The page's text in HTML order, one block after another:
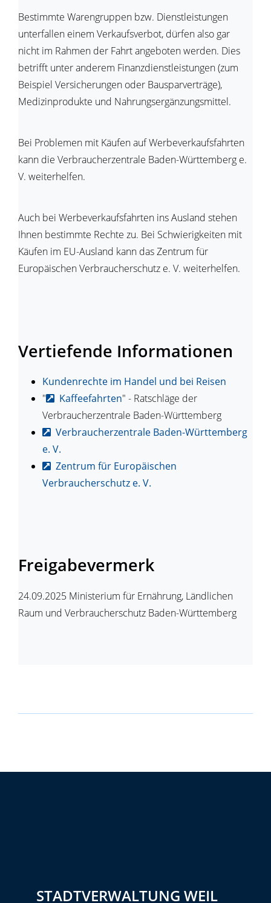
Bestimmte Warengruppen bzw. Dienstleistungen
unterfallen einem Verkaufsverbot, dürfen also gar
nicht im Rahmen der Fahrt angeboten werden. Dies
betrifft unter anderem Finanzdienstleistungen (zum
Beispiel Versicherungen oder Bausparverträge),
Medizinprodukte und Nahrungsergänzungsmittel.
Bei Problemen mit Käufen auf Werbeverkaufsfahrten
kann die Verbraucherzentrale Baden-Württemberg e.
V. weiterhelfen.
Auch bei Werbeverkaufsfahrten ins Ausland stehen
Ihnen bestimmte Rechte zu. Bei Schwierigkeiten mit
Käufen im EU-Ausland kann das Zentrum für
Europäischen Verbraucherschutz e. V. weiterhelfen.
Vertiefende Informationen
Kundenrechte im Handel und bei Reisen
"
Kaffeefahrten" - Ratschläge der
Verbraucherzentrale Baden-Württemberg
Verbraucherzentrale Baden-Württemberg
e. V.
Zentrum für Europäischen
Verbraucherschutz e. V.
Freigabevermerk
24.09.2025 Ministerium für Ernährung, Ländlichen
Raum und Verbraucherschutz Baden-Württemberg
STADTVERWALTUNG WEIL